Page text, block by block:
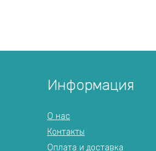
Информация
О нас
Контакты
Оплата и доставка